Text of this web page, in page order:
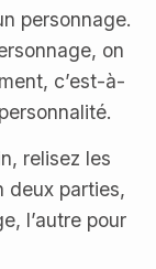
personnage.
on
c’est-à-
relisez les
deux parties,
l’autre pour